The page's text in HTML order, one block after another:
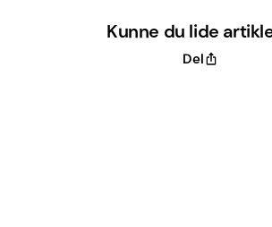
Kunne du lide
Del